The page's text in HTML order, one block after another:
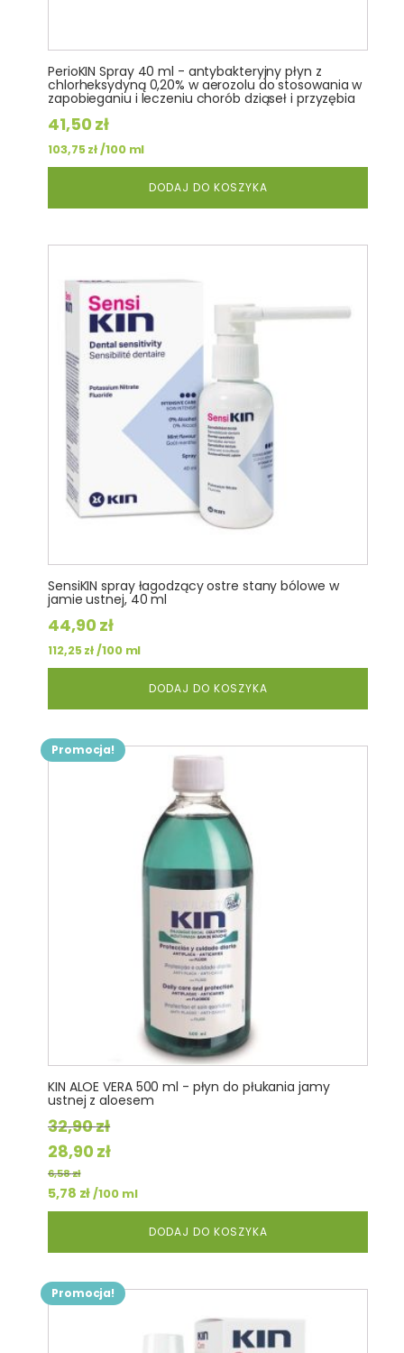
PerioKIN Spray 40 ml - antybakteryjny płyn z
chlorheksydyną 0,20% w aerozolu do stosowania w
zapobieganiu i leczeniu chorób dziąseł i przyzębia
41,50 zł
103,75zł/100 ml
DODAJ DO KOSZYKA
SensiKIN spray łagodzący ostre stany bólowe w
jamie ustnej, 40 ml
44,90 zł
112,25zł/100 ml
DODAJ DO KOSZYKA
Promocja!
KIN ALOE VERA 500 ml - płyn do płukania jamy
ustnej z aloesem
32,90zł
Pierwotna
cena
wynosiła:
32,90 zł.
28,90 złAktualna
wynosi:
28,90 zł.
6,58zł
5,78 zł/100 ml
DODAJ DO KOSZYKA
Promocja!